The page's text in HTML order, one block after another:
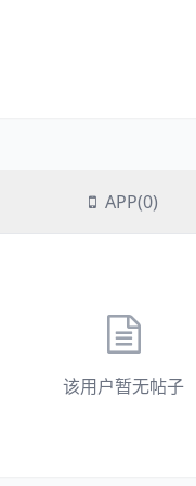
APP(0)
该用户暂无帖子